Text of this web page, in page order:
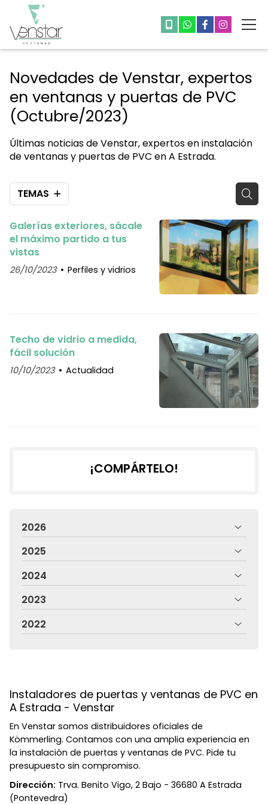
Novedades de Venstar, expertos
en ventanas y puertas de PVC
(Octubre/2023)
Últimas noticias de Venstar, expertos en instalación
de ventanas y puertas de PVC en A Estrada.
TEMAS
Galerías exteriores, sácale
el máximo partido a tus
vistas
26/10/2023 Perfiles y vidrios
Techo de vidrio a medida,
fácil solución
10/10/2023 Actualidad
¡COMPÁRTELO!
2026
2025
2024
2023
2022
Instaladores de puertas y ventanas de PVC en
A Estrada - Venstar
En Venstar somos distribuidores oficiales de
Kömmerling. Contamos con una amplia experiencia en
la instalación de puertas y ventanas de PVC. Pide tu
presupuesto sin compromiso.
Dirección: Trva. Benito Vigo, 2 Bajo - 36680 A Estrada
(Pontevedra)